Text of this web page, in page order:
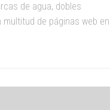
de agua, dobles
de páginas web en